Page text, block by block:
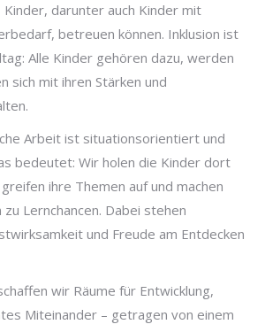
darunter auch Kinder mit
betreuen können. Inklusion ist
Alle Kinder gehören dazu, werden
sich mit ihren Stärken und
Arbeit ist situationsorientiert und
bedeutet: Wir holen die Kinder dort
ihre Themen auf und machen
Lernchancen. Dabei stehen
und Freude am Entdecken
wir Räume für Entwicklung,
Miteinander – getragen von einem